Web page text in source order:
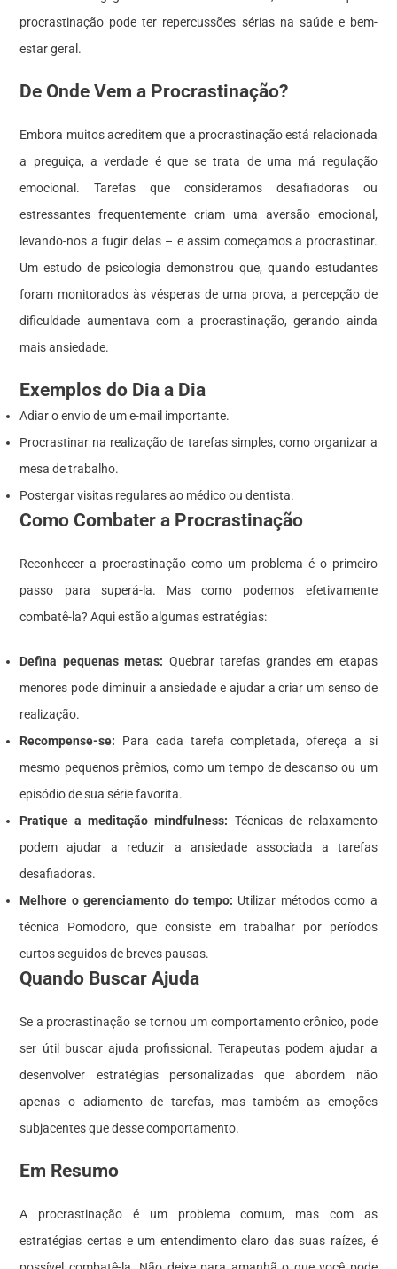
procrastinação pode ter repercussões sérias na saúde e bem-
estar geral.
De Onde Vem a Procrastinação?
Embora muitos acreditem que a procrastinação está relacionada
a preguiça, a verdade é que se trata de uma má regulação
emocional. Tarefas que consideramos desafiadoras ou
estressantes frequentemente criam uma aversão emocional,
levando-nos a fugir delas – e assim começamos a procrastinar.
Um estudo de psicologia demonstrou que, quando estudantes
foram monitorados às vésperas de uma prova, a percepção de
dificuldade aumentava com a procrastinação, gerando ainda
mais ansiedade.
Exemplos do Dia a Dia
Adiar o envio de um e-mail importante.
Procrastinar na realização de tarefas simples, como organizar a
mesa de trabalho.
Postergar visitas regulares ao médico ou dentista.
Como Combater a Procrastinação
Reconhecer a procrastinação como um problema é o primeiro
passo para superá-la. Mas como podemos efetivamente
combatê-la? Aqui estão algumas estratégias:
Defina pequenas metas: Quebrar tarefas grandes em etapas
menores pode diminuir a ansiedade e ajudar a criar um senso de
realização.
Recompense-se: Para cada tarefa completada, ofereça a si
mesmo pequenos prêmios, como um tempo de descanso ou um
episódio de sua série favorita.
Pratique a meditação mindfulness: Técnicas de relaxamento
podem ajudar a reduzir a ansiedade associada a tarefas
desafiadoras.
Melhore o gerenciamento do tempo: Utilizar métodos como a
técnica Pomodoro, que consiste em trabalhar por períodos
curtos seguidos de breves pausas.
Quando Buscar Ajuda
Se a procrastinação se tornou um comportamento crônico, pode
ser útil buscar ajuda profissional. Terapeutas podem ajudar a
desenvolver estratégias personalizadas que abordem não
apenas o adiamento de tarefas, mas também as emoções
subjacentes que desse comportamento.
Em Resumo
A procrastinação é um problema comum, mas com as
estratégias certas e um entendimento claro das suas raízes, é